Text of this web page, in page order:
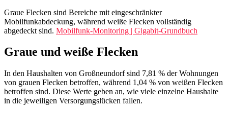
Graue Flecken sind Bereiche mit eingeschränkter
Mobilfunkabdeckung, während weiße Flecken vollständig
abgedeckt sind. Mobilfunk-Monitoring | Gigabit-Grundbuch
Graue und weiße Flecken
In den Haushalten von Großneundorf sind 7,81 % der Wohnungen
von grauen Flecken betroffen, während 1,04 % von weißen Flecken
betroffen sind. Diese Werte geben an, wie viele einzelne Haushalte
in die jeweiligen Versorgungslücken fallen.